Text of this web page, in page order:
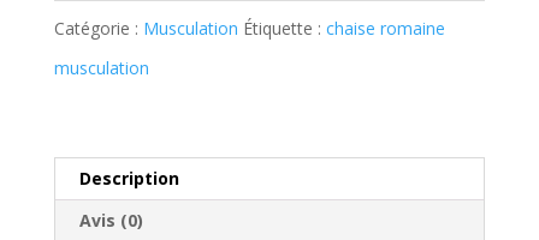
Catégorie : Musculation Étiquette : chaise romaine
musculation
Description
Avis (0)